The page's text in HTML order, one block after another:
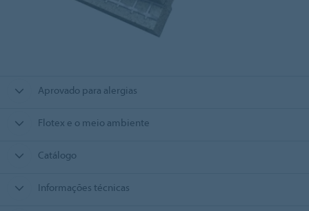
Aprovado para alergias
Flotex e o meio ambiente
Catálogo
Informações técnicas